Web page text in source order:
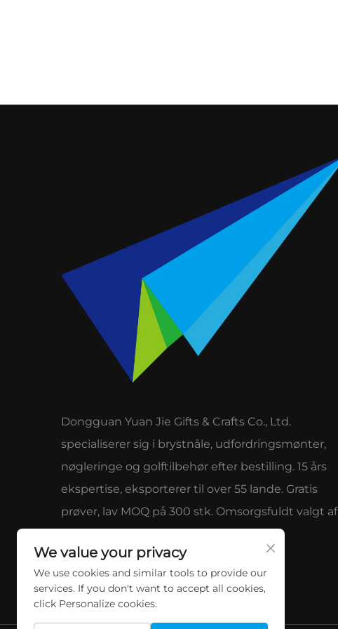
Dongguan Yuan Jie Gifts & Crafts Co., Ltd.
specialiserer sig i brystnåle, udfordringsmønter,
nøgleringe og golftilbehør efter bestilling. 15 års
ekspertise, eksporterer til over 55 lande. Gratis
prøver, lav MOQ på 300 stk. Omsorgsfuldt valgt af
We value your privacy
We use cookies and similar tools to provide our
services. If you don't want to accept all cookies,
click Personalize cookies.